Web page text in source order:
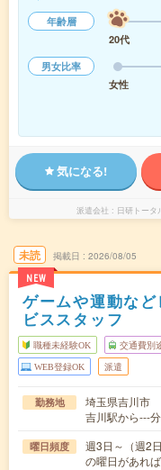
年齢層
20代
男女比率
女性
気になる!
派遣会社 日研トー
未読
NEW
掲載日 2026/08/05
ゲームや運動な
ビススタッフ
職種未経験OK 交通費別
WEB登録OK 派遣
勤務地
埼玉県吉川市
吉川駅から---
曜日頻度
週3日～（週2
の曜日があれ